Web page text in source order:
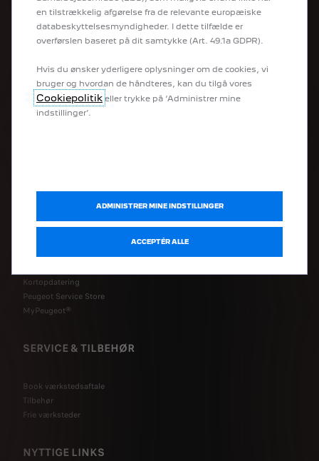
MODELLER
SUV
Firmabiler
Få et tilbud
Kortopdatering
Peugeot Service Store
MyPeugeot®
SERVICE & TILBEHØR
Book værkstedsaftale
Tilbehør
Frie værksteder
NYTTIGE LINKS
en tilstrækkelig afgørelse fra de relevante europæiske
databeskyttelsesmyndigheder. I dette tilfælde er
overførslen baseret på dit samtykke (Art. 49.1a GDPR).
Hvis du ønsker yderligere oplysninger om de cookies, vi
bruger og hvordan de håndteres, kan du tilgå vores
Cookiepolitik eller trykke på ‘Administrer mine
indstillinger’.
ADMINISTRER MINE INDSTILLINGER
ACCEPTÉR ALLE